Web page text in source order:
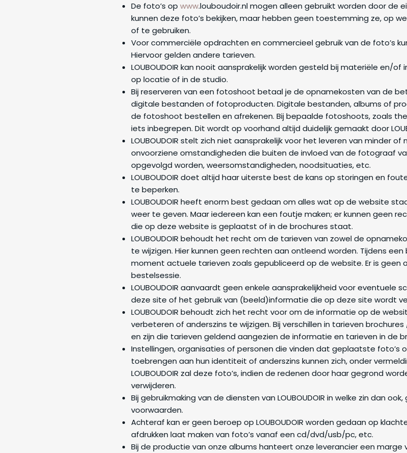
De foto’s op www.louboudoir.nl mogen alleen gebruikt worden door de
kunnen deze foto’s bekijken, maar hebben geen toestemming ze, op
of te gebruiken.
Voor commerciële opdrachten en commercieel gebruik van de foto’s
Hiervoor gelden andere tarieven.
LOUBOUDOIR kan nooit aansprakelijk worden gesteld bij materiële en/
op locatie of in de studio.
Bij reserveren van een fotoshoot betaal je de opnamekosten van de
digitale bestanden of fotoproducten. Digitale bestanden, albums of
de fotoshoot bestellen en afrekenen. Bij bepaalde fotoshoots, zoals
iets inbegrepen. Dit wordt op voorhand altijd duidelijk gemaakt door
LOUBOUDOIR stelt zich niet aansprakelijk voor het leveren van minder
onvoorziene omstandigheden die buiten de invloed van de fotograaf
opgevolgd worden, weersomstandigheden, noodsituaties, etc.
LOUBOUDOIR doet altijd haar uiterste best de kans op storingen en
te beperken.
LOUBOUDOIR heeft enorm best gedaan om alles wat op de website
weer te geven. Maar iedereen kan een foutje maken; er kunnen geen
die op deze website is geplaatst of in de brochures staat.
LOUBOUDOIR behoudt het recht om de tarieven van zowel de
te wijzigen. Hier kunnen geen rechten aan ontleend worden. Tijdens
moment actuele tarieven zoals gepubliceerd op de website. Er is geen
bestelsessie.
LOUBOUDOIR aanvaardt geen enkele aansprakelijkheid voor eventuele
deze site of het gebruik van (beeld)informatie die op deze site wordt
LOUBOUDOIR behoudt zich het recht voor om de informatie op de
verbeteren of anderszins te wijzigen. Bij verschillen in tarieven
en zijn die tarieven geldend aangezien de informatie en tarieven in de
Instellingen, organisaties of personen die vinden dat geplaatste foto’s
toebrengen aan hun identiteit of anderszins kunnen zich, onder
LOUBOUDOIR zal deze foto’s, indien de redenen door haar gegrond
verwijderen.
Bij gebruikmaking van de diensten van LOUBOUDOIR in welke zin dan
voorwaarden.
Achteraf kan er geen beroep op LOUBOUDOIR worden gedaan op
afdrukken laat maken van foto’s vanaf een cd/dvd/usb/pc, etc.
Bij de productie van onze albums hanteert onze leverancier een marge